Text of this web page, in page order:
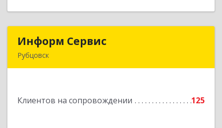
Информ Сервис
Рубцовск
Клиентов на сопровождении 125
Подробнее